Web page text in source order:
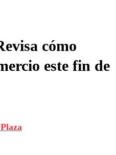
cómo
este fin de